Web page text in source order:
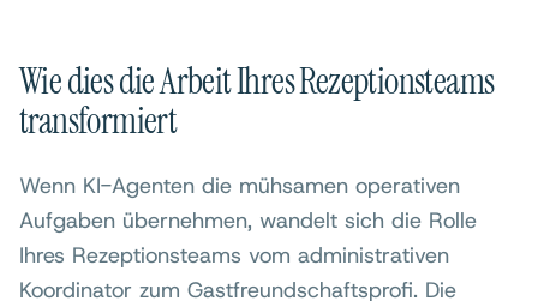
Wie dies die Arbeit Ihres Rezeptionsteams
transformiert
Wenn KI-Agenten die mühsamen operativen
Aufgaben übernehmen, wandelt sich die Rolle
Ihres Rezeptionsteams vom administrativen
Koordinator zum Gastfreundschaftsprofi. Die